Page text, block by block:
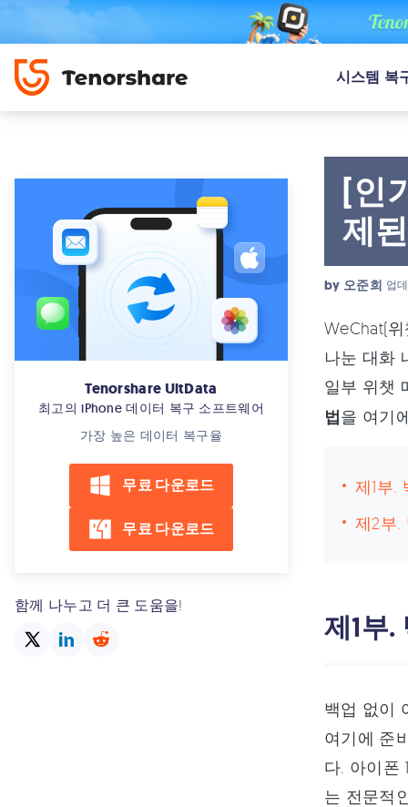
시스템 복
Tenorshare UltData
최고의 iPhone 데이터 복구 소프트웨어
가장 높은 데이터 복구율
무료 다운로드
무료 다운로드
함께 나누고 더 큰 도움을!
[인
제
by 오준희 업
WeChat(
나눈 대화
일부 위챗
법을 여기
제1부.
제2부.
제1부
백업 없이
여기에 준
다. 아이폰
는 전문적